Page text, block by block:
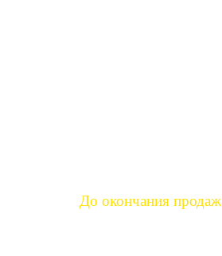
До окончания продаж